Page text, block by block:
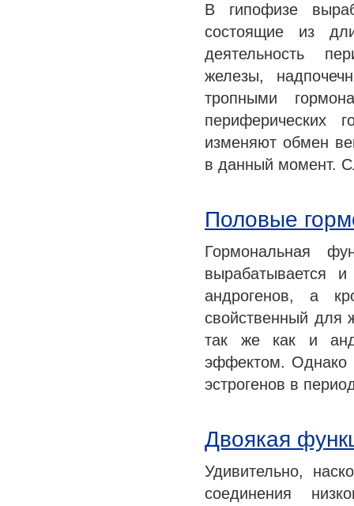
В гипофизе
состоящие из
деятельность
железы,
тропными
периферических
изменяют обмен
в данный момент.
Половые
Гормональная
вырабатывается
андрогенов, а
свойственный для
так же как и
эффектом. Однако
эстрогенов в
Двоякая
Удивительно,
соединения